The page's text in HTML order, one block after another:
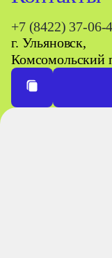
+7 (8422) 37-06-
г. Ульяновск,
Комсомольский